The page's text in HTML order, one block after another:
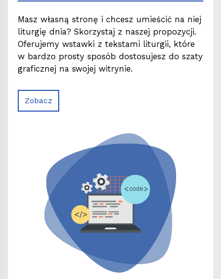
Masz własną stronę i chcesz umieścić na niej
liturgię dnia? Skorzystaj z naszej propozycji.
Oferujemy wstawki z tekstami liturgii, które
w bardzo prosty sposób dostosujesz do szaty
graficznej na swojej witrynie.
Zobacz